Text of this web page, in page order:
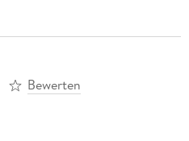
Bewerten